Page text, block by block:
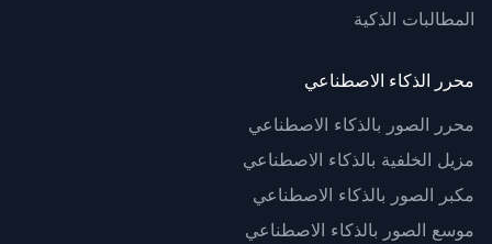
المطالبات الذكية
محرر الذكاء الاصطناعي
محرر الصور بالذكاء الاصطناعي
مزيل الخلفية بالذكاء الاصطناعي
مكبر الصور بالذكاء الاصطناعي
موسع الصور بالذكاء الاصطناعي